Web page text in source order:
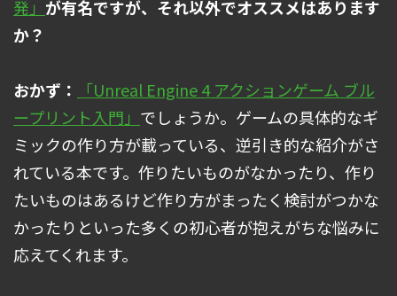
発」 が有名ですが、それ以外でオススメはあります
か？
おかず：
「Unreal Engine 4 アクションゲーム ブル
ープリント入門」 でしょうか。ゲームの具体的なギ
ミックの作り方が載っている、逆引き的な紹介がさ
れている本です。作りたいものがなかったり、作り
たいものはあるけど作り方がまったく検討がつかな
かったりといった多くの初心者が抱えがちな悩みに
応えてくれます。